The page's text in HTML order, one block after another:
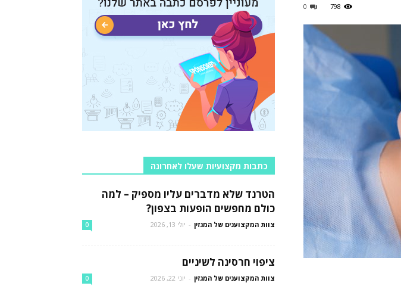
0 798
כתבות מקצועיות שעלו לאחרונה
הטרנד שלא מדברים עליו מספיק – למה
כולם מחפשים הופעות בצפון?
צוות המקצוענים של המגזין - יולי 13, 2026 0
ציפוי חרסינה לשיניים
צוות המקצוענים של המגזין - יוני 22, 2026 0